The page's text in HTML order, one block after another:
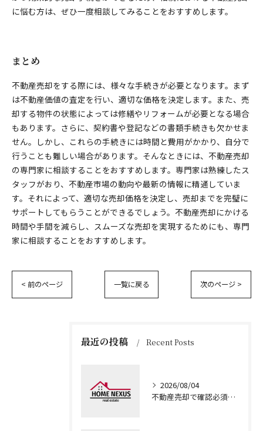
に悩む方は、ぜひ一度相談してみることをおすすめします。
まとめ
不動産売却をする際には、様々な手続きが必要となります。まず
は不動産価値の査定を行い、適切な価格を決定します。また、売
却する物件の状態によっては修繕やリフォームが必要となる場合
もあります。さらに、契約書や登記などの書類手続きも欠かせま
せん。しかし、これらの手続きには時間と費用がかかり、自分で
行うことも難しい場合があります。そんなときには、不動産売却
の専門家に相談することをおすすめします。専門家は熟練したス
タッフがおり、不動産市場の動向や最新の情報に精通していま
す。それによって、適切な売却価格を決定し、売却までを完璧に
サポートしてもらうことができるでしょう。不動産売却にかける
時間や手間を減らし、スムーズな売却を実現するためにも、専門
家に相談することをおすすめします。
< 前のページ 一覧に戻る 次のページ >
最近の投稿 Recent Posts
2026/08/04
不動産売却で確認必須の本人確認や売買事例と成約価格情報の具体的な調べ方ガイド